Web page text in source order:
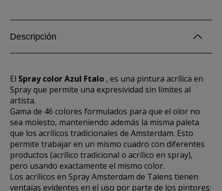
Descripción
El Spray color Azul Ftalo , es una pintura acrílica en
Spray que permite una expresividad sin límites al
artista.
Gama de 46 colores formulados para que el olor no
sea molesto, manteniendo además la misma paleta
que los acrílicos tradicionales de Amsterdam. Esto
permite trabajar en un mismo cuadro con diferentes
productos (acrílico tradicional o acrílico en spray),
pero usando exactamente el mismo color.
Los acrílicos en Spray Amsterdam de Talens tienen
ventajas evidentes en el uso por parte de los pintores: